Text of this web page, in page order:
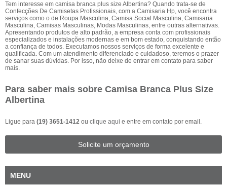
Tem interesse em camisa branca plus size Albertina? Quando trata-se de
Confecções De Camisetas Profissionais, com a Camisaria Hp, você encontra
serviços como o de Roupa Masculina, Camisa Social Masculina, Camisaria
Masculina, Camisas Masculinas, Modas Masculinas, entre outras alternativas.
Apresentando produtos de alto padrão, a empresa conta com profissionais
especializados e instalações modernas e em bom estado, conquistando então
a confiança de todos. Executamos nossos serviços de forma excelente e
qualificada. Com um atendimento diferenciado e cuidadoso, teremos o prazer
de sanar suas dúvidas. Por isso, não deixe de entrar em contato para saber
mais.
Para saber mais sobre Camisa Branca Plus Size
Albertina
Ligue para (19) 3651-1412 ou clique aqui e entre em contato por email.
Solicite um orçamento
MENU